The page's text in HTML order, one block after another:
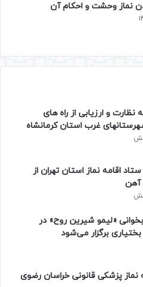
نماز وحشت و احکام آن
نظارت و ارزیابی از راه های
غرب استان کرمانشاه
اقامه نماز استان تهران از
آهن
«لیمو شیرین روح» در
برگزار می‌شود
نماز پزشکی قانونی خراسان رضوی